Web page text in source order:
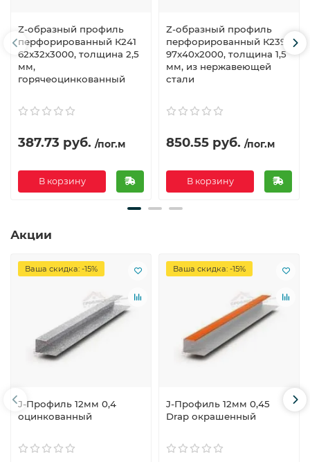
Z-образный профиль
перфорированный К241
62x32x3000, толщина 2,5
мм,
горячеоцинкованный
387.73 руб. /пог.м
В корзину
Z-образный профиль
перфорированный К239
97x40x2000, толщина 1,5
мм, из нержавеющей
стали
850.55 руб. /пог.м
В корзину
Акции
Ваша скидка: -15%
J-Профиль 12мм 0,4
оцинкованный
Ваша скидка: -15%
J-Профиль 12мм 0,45
Drap окрашенный